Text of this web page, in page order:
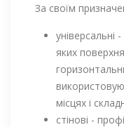
За своїм
яких
місцях і
стінові -